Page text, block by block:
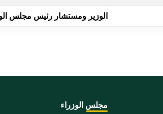
الوزير ومستشار رئيس مجلس
مجلس الوزراء